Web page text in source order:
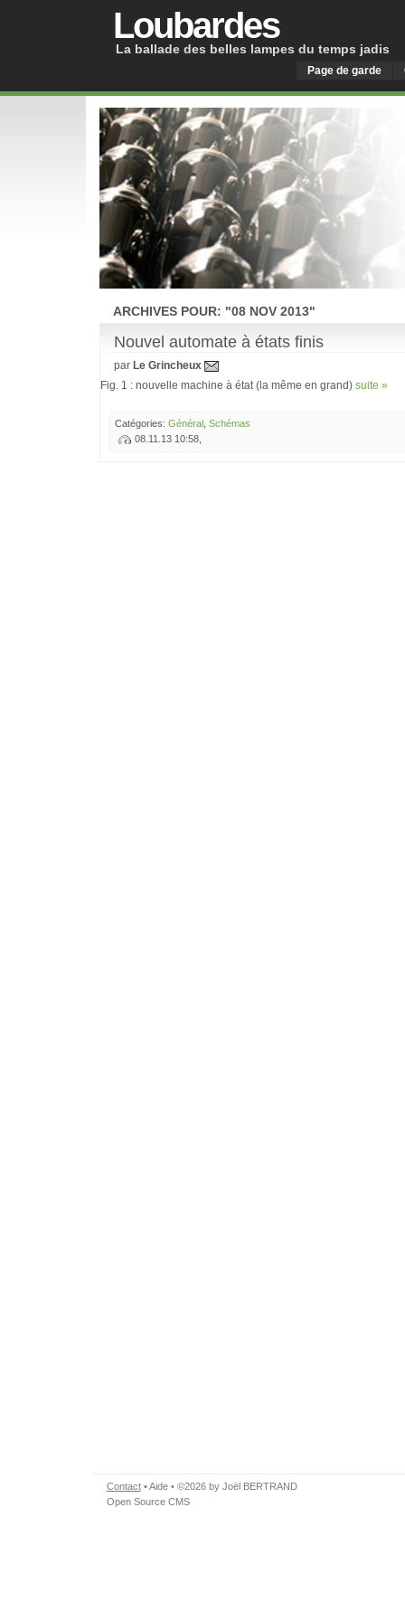
Loubardes
La ballade des belles lampes du temps jadis
Page de garde
ARCHIVES POUR: "08 NOV 2013"
Nouvel automate à états finis
par Le Grincheux
Fig. 1 : nouvelle machine à état (la même en grand) suite »
Catégories: Général Schémas
08.11.13 10:58,
Contact•Aide• ©2026 by Joël BERTRAND
Open Source CMS